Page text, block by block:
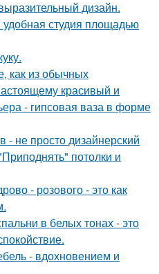
дизайн.
студия площадью
как из обычных
красивый и
- гипсовая ваза в форме
- не просто дизайнерский
потолки и
- розового - это как
в белых тонах - это
- вдохновением и